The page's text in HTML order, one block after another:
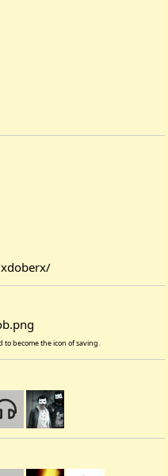
to become the icon of saving.